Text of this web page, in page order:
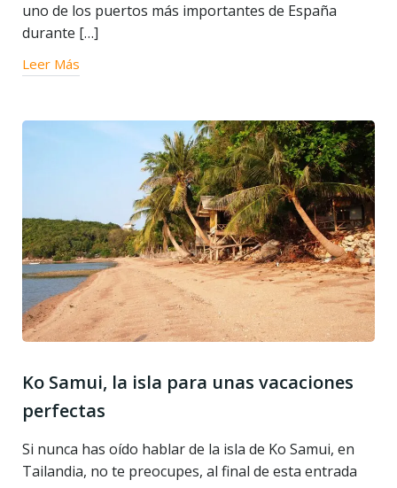
uno de los puertos más importantes de España
durante […]
Leer Más
Ko Samui, la isla para unas vacaciones
perfectas
Si nunca has oído hablar de la isla de Ko Samui, en
Tailandia, no te preocupes, al final de esta entrada